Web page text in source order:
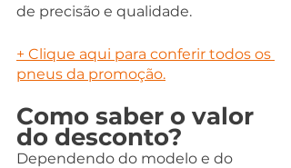
de precisão e qualidade.
+ Clique aqui para conferir todos os
pneus da promoção.
Como saber o valor
do desconto?
Dependendo do modelo e do